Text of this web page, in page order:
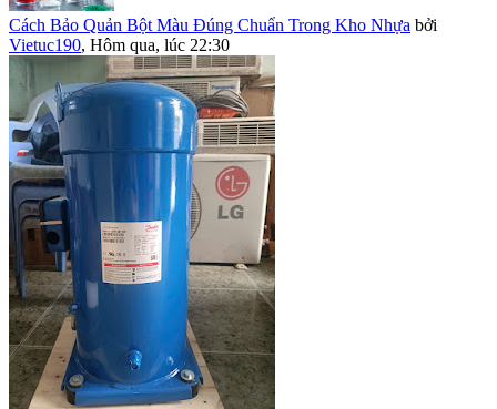
Cách Bảo Quản Bột Màu Đúng Chuẩn Trong Kho Nhựa bởi
Vietuc190, Hôm qua, lúc 22:30